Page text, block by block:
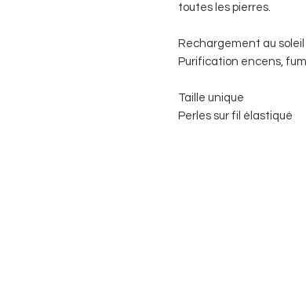
toutes les pierres.
Rechargement au soleil
Purification encens,
Taille unique
Perles sur fil élastiqué